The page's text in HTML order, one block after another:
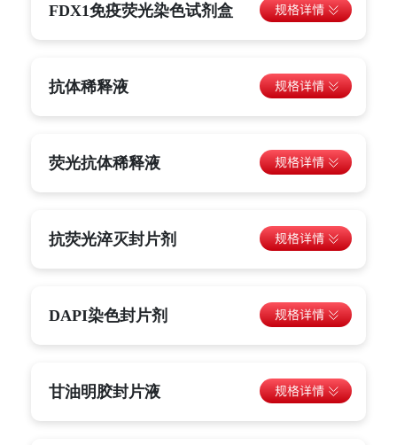
FDX1免疫荧光染色试剂盒
抗体稀释液
荧光抗体稀释液
抗荧光淬灭封片剂
DAPI染色封片剂
甘油明胶封片液